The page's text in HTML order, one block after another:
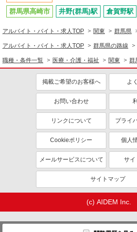
群馬県高崎市
井野(群馬)駅 倉賀野駅
アルバイト・バイト・求人TOP 関東 群馬県
アルバイト・バイト・求人TOP 群馬県の路線
職種・条件一覧 医療・介護・福祉 関東 群
掲載ご希望のお客様へ よ
お問い合わせ
リンクについて プライ
Cookieポリシー 個人
メールサービスについて サイ
サイトマップ
(c) AIDEM Inc.